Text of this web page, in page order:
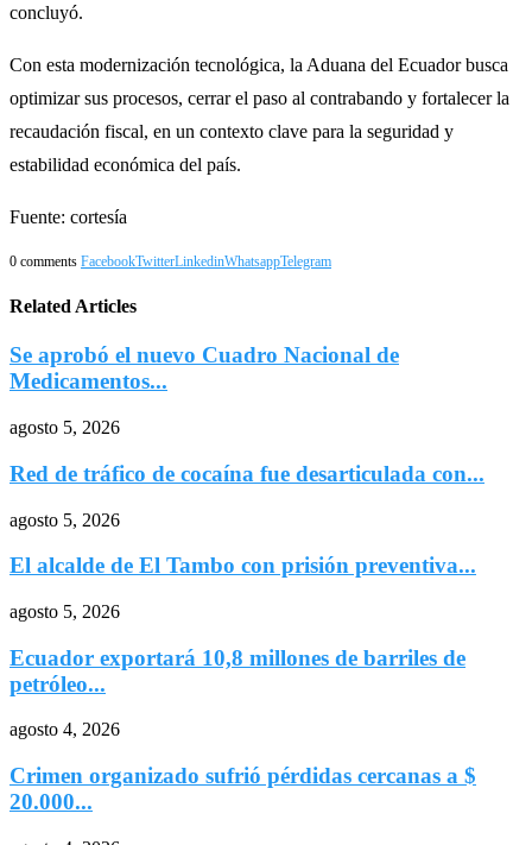
concluyó.
Con esta modernización tecnológica, la Aduana del Ecuador busca
optimizar sus procesos, cerrar el paso al contrabando y fortalecer la
recaudación fiscal, en un contexto clave para la seguridad y
estabilidad económica del país.
Fuente: cortesía
0 comments FacebookTwitterLinkedinWhatsappTelegram
Related Articles
Se aprobó el nuevo Cuadro Nacional de
Medicamentos...
agosto 5, 2026
Red de tráfico de cocaína fue desarticulada con...
agosto 5, 2026
El alcalde de El Tambo con prisión preventiva...
agosto 5, 2026
Ecuador exportará 10,8 millones de barriles de
petróleo...
agosto 4, 2026
Crimen organizado sufrió pérdidas cercanas a $
20.000...